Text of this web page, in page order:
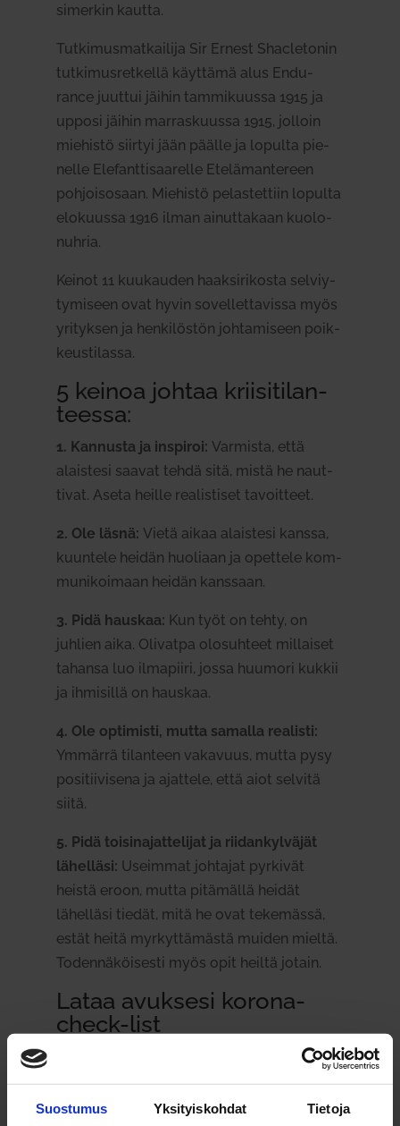
Suostumus Yksityiskohdat Tietoja
si­merkin kautta.
Tut­ki­mus­mat­kailija Sir Ernest Shacle­tonin
tut­ki­mus­ret­kellä käyttämä alus Endu­
rance juuttui jäihin tam­mi­kuussa 1915 ja
upposi jäihin mar­ras­kuussa 1915, jolloin
mie­histö siirtyi jään päälle ja lopulta pie­
nelle Ele­fant­ti­saa­relle Ete­lä­man­tereen
poh­jois­osaan. Mie­histö pelas­tettiin lopulta
elo­kuussa 1916 ilman ainut­takaan kuo­lo­
nuhria.
Keinot 11 kuu­kauden haak­si­ri­kosta sel­viy­
ty­miseen ovat hyvin sovel­let­ta­vissa myös
yri­tyksen ja hen­ki­löstön joh­ta­miseen poik­
keus­ti­lassa.
5 keinoa johtaa krii­si­ti­lan­
teessa:
1. Kan­nusta ja ins­piroi: Var­mista, että
alaistesi saavat tehdä sitä, mistä he naut­
tivat. Aseta heille rea­lis­tiset tavoitteet.
2. Ole läsnä: Vietä aikaa alaistesi kanssa,
kuuntele heidän huo­liaan ja opettele kom­
mu­ni­koimaan heidän kanssaan.
3. Pidä hauskaa: Kun työt on tehty, on
juhlien aika. Oli­vatpa olo­suhteet mil­laiset
tahansa luo ilma­piiri, jossa huumori kukkii
ja ihmi­sillä on hauskaa.
4. Ole opti­misti, mutta samalla rea­listi:
Ymmärrä tilanteen vakavuus, mutta pysy
posi­tii­visena ja ajattele, että aiot selvitä
siitä.
5. Pidä toi­si­na­jat­te­lijat ja rii­dan­kyl­väjät
lähelläsi: Useimmat joh­tajat pyr­kivät
heistä eroon, mutta pitä­mällä heidät
lähelläsi tiedät, mitä he ovat teke­mässä,
estät heitä myr­kyt­tä­mästä muiden mieltä.
Toden­nä­köi­sesti myös opit heiltä jotain.
Lataa avuksesi korona-
check-list
Lataa säh­kö­pos­tiisi kolmen sivun check-
list, jonka avulla tar­kistat hel­posti pk-yri­
tyksen tärkeät asiat korona-krii­sissä: Toi­